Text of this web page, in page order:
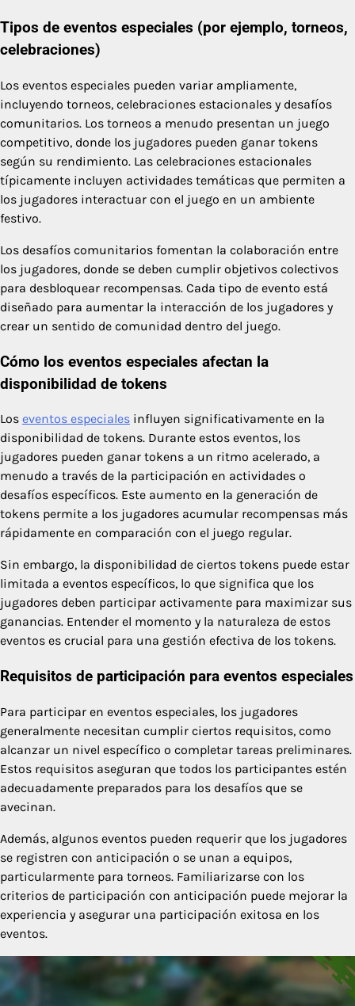
Tipos de eventos especiales (por ejemplo, torneos,
celebraciones)
Los eventos especiales pueden variar ampliamente,
incluyendo torneos, celebraciones estacionales y desafíos
comunitarios. Los torneos a menudo presentan un juego
competitivo, donde los jugadores pueden ganar tokens
según su rendimiento. Las celebraciones estacionales
típicamente incluyen actividades temáticas que permiten a
los jugadores interactuar con el juego en un ambiente
festivo.
Los desafíos comunitarios fomentan la colaboración entre
los jugadores, donde se deben cumplir objetivos colectivos
para desbloquear recompensas. Cada tipo de evento está
diseñado para aumentar la interacción de los jugadores y
crear un sentido de comunidad dentro del juego.
Cómo los eventos especiales afectan la
disponibilidad de tokens
Los eventos especiales influyen significativamente en la
disponibilidad de tokens. Durante estos eventos, los
jugadores pueden ganar tokens a un ritmo acelerado, a
menudo a través de la participación en actividades o
desafíos específicos. Este aumento en la generación de
tokens permite a los jugadores acumular recompensas más
rápidamente en comparación con el juego regular.
Sin embargo, la disponibilidad de ciertos tokens puede estar
limitada a eventos específicos, lo que significa que los
jugadores deben participar activamente para maximizar sus
ganancias. Entender el momento y la naturaleza de estos
eventos es crucial para una gestión efectiva de los tokens.
Requisitos de participación para eventos especiales
Para participar en eventos especiales, los jugadores
generalmente necesitan cumplir ciertos requisitos, como
alcanzar un nivel específico o completar tareas preliminares.
Estos requisitos aseguran que todos los participantes estén
adecuadamente preparados para los desafíos que se
avecinan.
Además, algunos eventos pueden requerir que los jugadores
se registren con anticipación o se unan a equipos,
particularmente para torneos. Familiarizarse con los
criterios de participación con anticipación puede mejorar la
experiencia y asegurar una participación exitosa en los
eventos.